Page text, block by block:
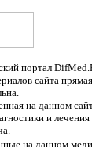
портал
сайта
на данном
и
на данном